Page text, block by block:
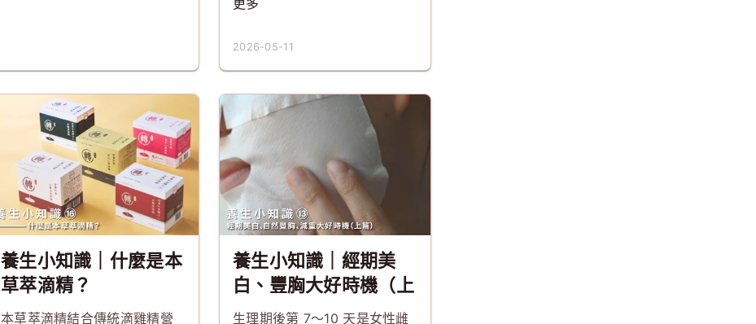
2026-05-11
養生小知識｜什麼是本
草萃滴精？
本草萃滴精結合傳統滴雞精營
養生小知識｜經期美
白、豐胸大好時機（上
篇）
生理期後第 7～10 天是女性雌